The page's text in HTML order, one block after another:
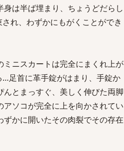
は半ば埋まり、ちょうどだらし
れ、わずかにもがくことができ
ニスカートは完全にまくれ上が
足首に革手錠がはまり、手錠か
とまっすぐ、美しく伸びた両脚
ソコが完全に上を向かされてい
かに開いたその肉裂でその存在